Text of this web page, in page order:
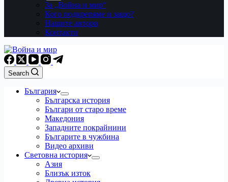
За „Война и мир“
Кого подкрепяме и защо?
Нашите автори
Контакти
Search
България
Българска история
Българи от старо време
Македония
Западните покрайнини
Българите в чужбина
Видео архиви
Световна история
Азия
Близък изток